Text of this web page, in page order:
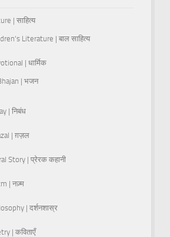
| साहित्य
Literature | बाल साहित्य
| धार्मिक
| भजन
| निबंध
| ग़ज़ल
Story | प्रेरक कहानी
| नज़्म
| दर्शनशास्र
| कविताएँ